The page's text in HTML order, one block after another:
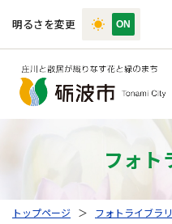
明るさを変更
フォト
トップページ ＞ フォトライブラリ